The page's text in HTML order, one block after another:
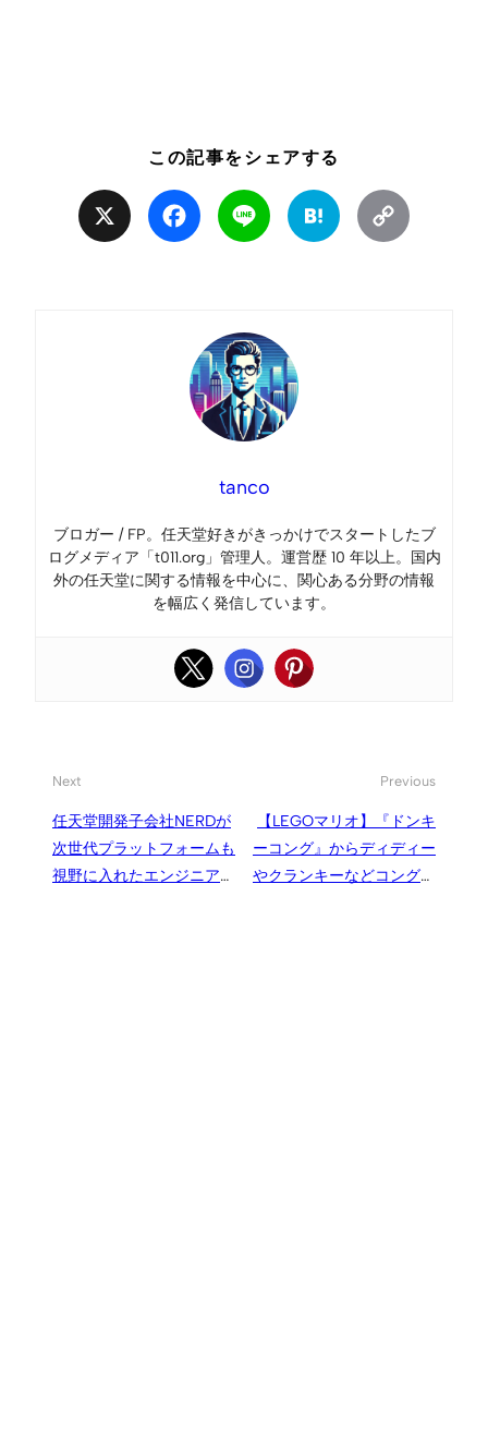
この記事をシェアする
Facebook Line Hatena
tanco
ブロガー / FP。任天堂好きがきっかけでスタートしたブ
ログメディア「t011.org」管理人。運営歴 10 年以上。国内
外の任天堂に関する情報を中心に、関心ある分野の情報
を幅広く発信しています。
Next
任天堂開発子会社NERDが
次世代プラットフォームも
視野に入れたエンジニアを
Previous
【LEGOマリオ】『ドンキ
ーコング』からディディー
やクランキーなどコングフ